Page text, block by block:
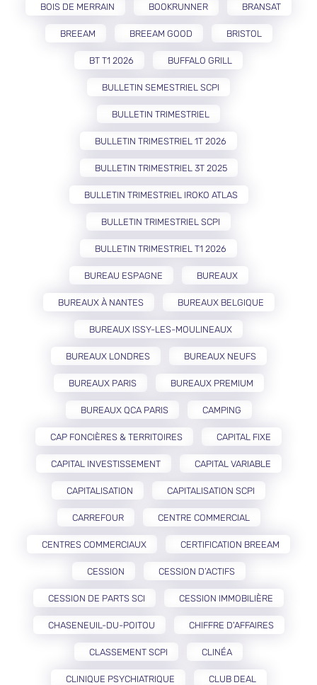
BOIS DE MERRAIN BOOKRUNNER BRANSAT
BREEAM BREEAM GOOD BRISTOL
BT T1 2026 BUFFALO GRILL
BULLETIN SEMESTRIEL SCPI
BULLETIN TRIMESTRIEL
BULLETIN TRIMESTRIEL 1T 2026
BULLETIN TRIMESTRIEL 3T 2025
BULLETIN TRIMESTRIEL IROKO ATLAS
BULLETIN TRIMESTRIEL SCPI
BULLETIN TRIMESTRIEL T1 2026
BUREAU ESPAGNE BUREAUX
BUREAUX À NANTES BUREAUX BELGIQUE
BUREAUX ISSY-LES-MOULINEAUX
BUREAUX LONDRES BUREAUX NEUFS
BUREAUX PARIS BUREAUX PREMIUM
BUREAUX QCA PARIS CAMPING
CAP FONCIÈRES & TERRITOIRES CAPITAL FIXE
CAPITAL INVESTISSEMENT CAPITAL VARIABLE
CAPITALISATION CAPITALISATION SCPI
CARREFOUR CENTRE COMMERCIAL
CENTRES COMMERCIAUX CERTIFICATION BREEAM
CESSION CESSION D’ACTIFS
CESSION DE PARTS SCI CESSION IMMOBILIÈRE
CHASENEUIL-DU-POITOU CHIFFRE D'AFFAIRES
CLASSEMENT SCPI CLINÉA
CLINIQUE PSYCHIATRIQUE CLUB DEAL